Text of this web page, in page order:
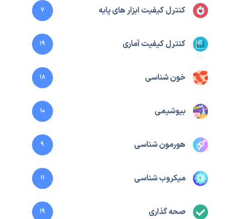
کنترل کیفیت ابزار های پایه 7
کنترل کیفیت آماری 19
خون شناسی 18
بیوشیمی 10
هورمون شناسی 9
میکروب شناسی 11
صحه گذاری 19